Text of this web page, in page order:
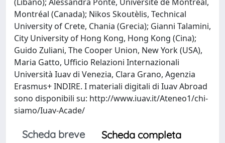
Montréal (Canada); Nikos Skoutèlis, Technical
University of Crete, Chania (Grecia); Gianni Talamini,
City University of Hong Kong, Hong Kong (Cina);
Guido Zuliani, The Cooper Union, New York (USA),
Maria Gatto, Ufficio Relazioni Internazionali
Università Iuav di Venezia, Clara Grano, Agenzia
Erasmus+ INDIRE. I materiali digitali di Iuav Abroad
sono disponibili su: http://www.iuav.it/Ateneo1/chi-
siamo/Iuav-Acade/
Scheda breve
Scheda completa